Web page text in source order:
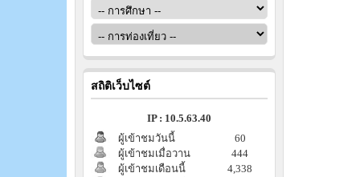
สถิติเว็บไซต์
IP : 10.5.63.40
ผู้เข้าชมวันนี้
60
ผู้เข้าชมเมื่อวาน
444
ผู้เข้าชมเดือนนี้
4,338